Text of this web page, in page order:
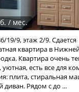
/ мес.
19/9, этаж 2/9. Сдается
квартира в
Квартира очень
уютная, есть все для
плита, стиральная
диван. Рядом с до ...